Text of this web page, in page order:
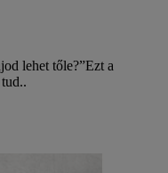
lehet tőle?”Ezt a